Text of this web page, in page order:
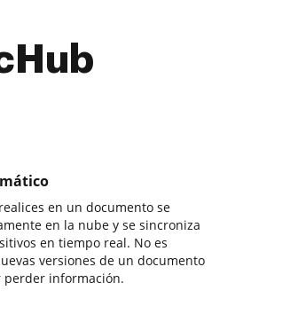
en un documento se
en la nube y se sincroniza
en tiempo real. No es
versiones de un documento
perder información.